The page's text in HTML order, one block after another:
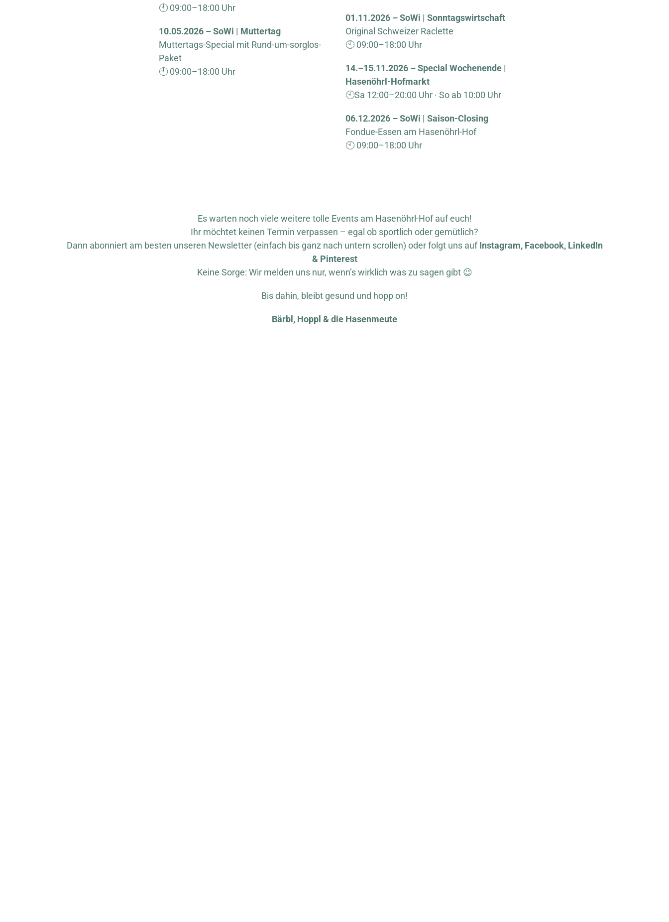
🕙 09:00–18:00 Uhr
10.05.2026 – SoWi | Muttertag
Muttertags-Special mit Rund-um-sorglos-
Paket
🕙 09:00–18:00 Uhr
01.11.2026 – SoWi | Sonntagswirtschaft
Original Schweizer Raclette
🕙 09:00–18:00 Uhr
14.–15.11.2026 – Special Wochenende |
Hasenöhrl-Hofmarkt
🕙Sa 12:00–20:00 Uhr · So ab 10:00 Uhr
06.12.2026 – SoWi | Saison-Closing
Fondue-Essen am Hasenöhrl-Hof
🕙 09:00–18:00 Uhr
Es warten noch viele weitere tolle Events am Hasenöhrl-Hof auf euch!
Ihr möchtet keinen Termin verpassen – egal ob sportlich oder gemütlich?
Dann abonniert am besten unseren Newsletter (einfach bis ganz nach untern scrollen) oder folgt uns aufInstagram, Facebook, LinkedIn
& Pinterest
Keine Sorge: Wir melden uns nur, wenn’s wirklich was zu sagen gibt 😉
Bis dahin, bleibt gesund und hopp on!
Bärbl, Hoppl & die Hasenmeute